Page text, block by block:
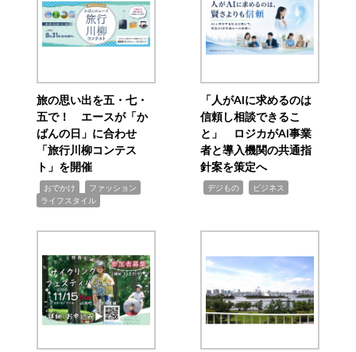
旅の思い出を五・七・
五で！ エースが「か
ばんの日」に合わせ
「旅行川柳コンテス
ト」を開催
おでかけ ファッション
ライフスタイル
「人がAIに求めるのは
信頼し相談できるこ
と」 ロジカがAI事業
者と導入機関の共通指
針案を策定へ
デジもの ビジネス